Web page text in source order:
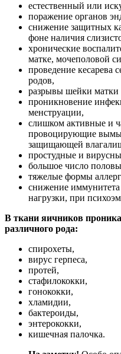
естественный или
поражение органов
снижение защитных
фоне наличия
хронические
матке, мочеполовой
проведение кесарева
родов,
разрывы шейки матки
проникновение
менструации,
слишком активные и
провоцирующие
защищающей
простудные и
большое число
тяжелые формы
снижение
нагрузки, при
В ткани яичников
различного рода:
спирохеты,
вирус герпеса,
протей,
стафилококки,
гонококки,
хламидии,
бактероиды,
энтерококки,
кишечная палочка.